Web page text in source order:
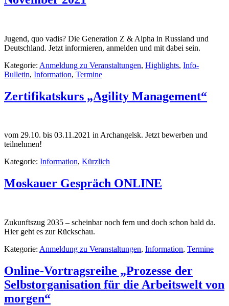
Jugend, quo vadis? Die Generation Z & Alpha in Russland und
Deutschland. Jetzt informieren, anmelden und mit dabei sein.
Kategorie: Anmeldung zu Veranstaltungen, Highlights, Info-
Bulletin, Information, Termine
Zertifikatskurs „Agility Management“
vom 29.10. bis 03.11.2021 in Archangelsk. Jetzt bewerben und
teilnehmen!
Kategorie: Information, Kürzlich
Moskauer Gespräch ONLINE
Zukunftszug 2035 – scheinbar noch fern und doch schon bald da.
Hier geht es zur Rückschau.
Kategorie: Anmeldung zu Veranstaltungen, Information, Termine
Online-Vortragsreihe „Prozesse der
Selbstorganisation für die Arbeitswelt von
morgen“